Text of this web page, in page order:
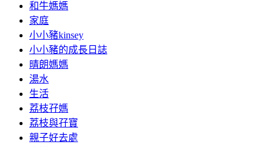
和牛媽媽
家庭
小小豬kinsey
小小豬的成長日誌
晴朗媽媽
湯水
生活
荔枝孖媽
荔枝與孖寶
親子好去處